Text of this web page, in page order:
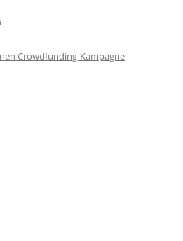
Crowdfunding-Kampagne